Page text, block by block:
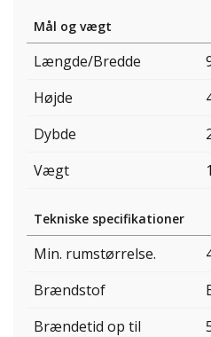
Mål og vægt
Længde/Bredde
Højde
Dybde
Vægt
Tekniske specifikationer
Min. rumstørrelse.
Brændstof
Brændetid op til